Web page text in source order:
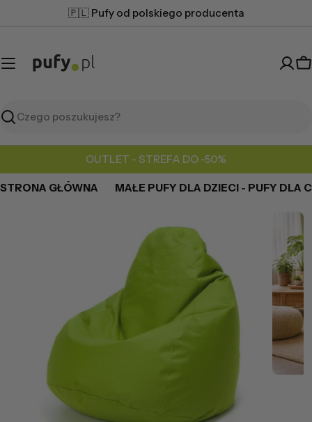
do
🇵🇱 Pufy od polskiego producenta
Szukaj
OUTLET - STREFA DO -50%
STRONA GŁÓWNA MAŁE PUFY DLA DZIECI - PUFY DLA